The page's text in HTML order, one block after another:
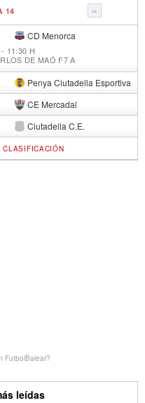
»
14
CD Menorca
11:30 H
DE MAÓ F7 A
Penya Ciutadella Esportiva
CE Mercadal
Ciutadella C.E.
CLASIFICACIÓN
FutbolBalear?
leídas